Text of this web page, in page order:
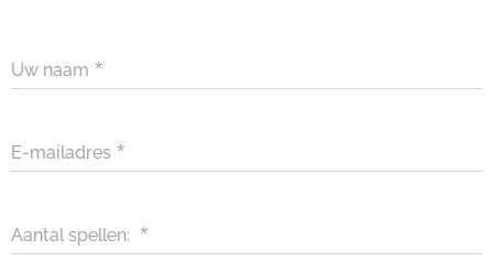
Uw naam
E-mailadres
Aantal spellen: